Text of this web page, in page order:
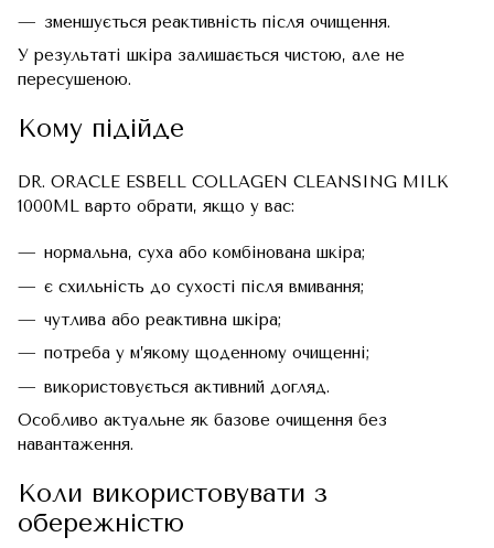
зменшується реактивність після очищення.
У результаті шкіра залишається чистою, але не
пересушеною.
Кому підійде
DR. ORACLE ESBELL COLLAGEN CLEANSING MILK
1000ML варто обрати, якщо у вас:
нормальна, суха або комбінована шкіра;
є схильність до сухості після вмивання;
чутлива або реактивна шкіра;
потреба у м’якому щоденному очищенні;
використовується активний догляд.
Особливо актуальне як базове очищення без
навантаження.
Коли використовувати з
обережністю